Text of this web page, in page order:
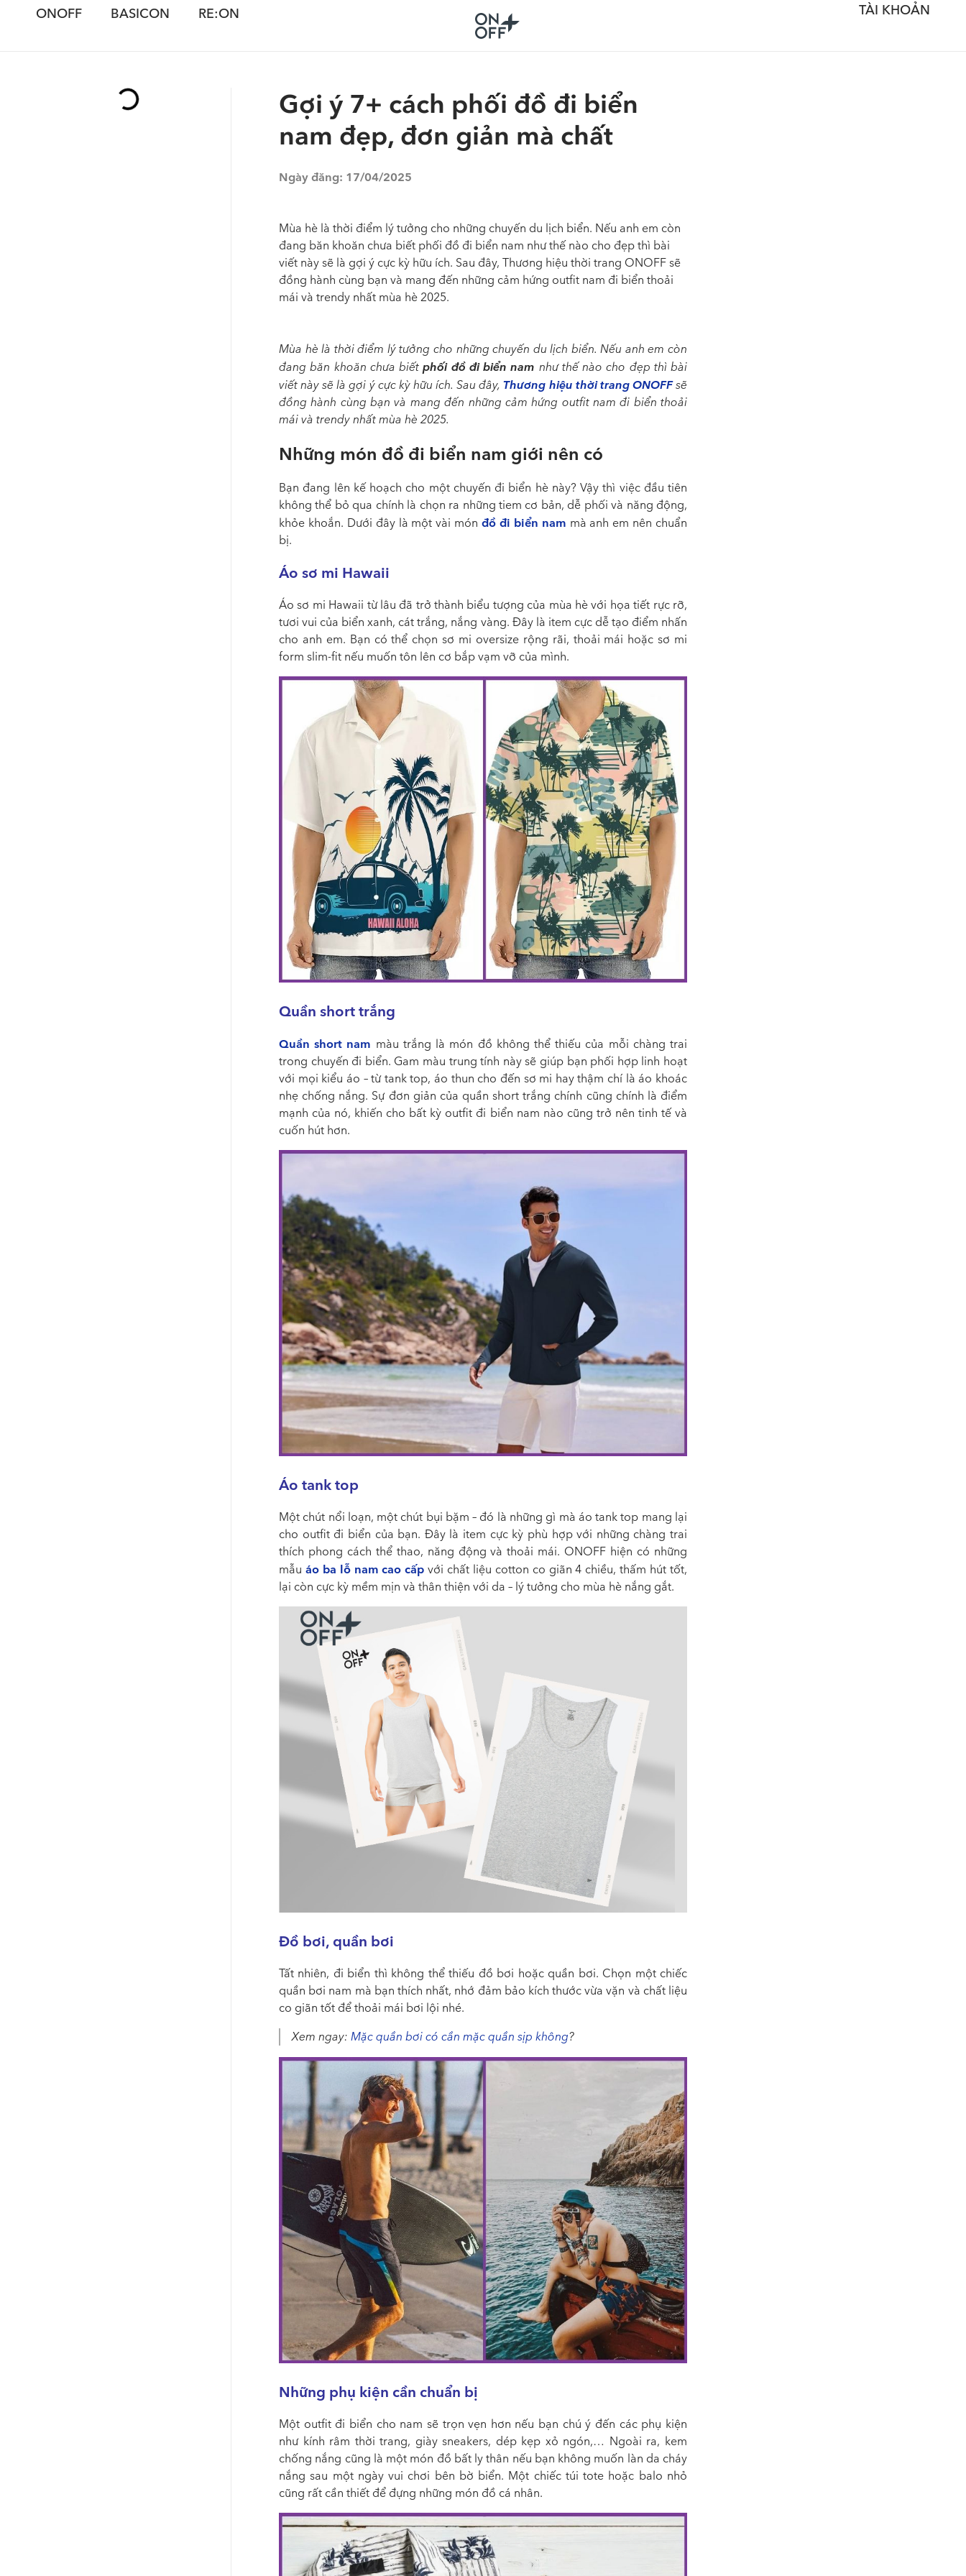
ONOFF BASICON RE:ON TÀI KHOẢN
Gợi ý 7+ cách phối đồ đi biển
nam đẹp, đơn giản mà chất
Ngày đăng: 17/04/2025
Mùa hè là thời điểm lý tưởng cho những chuyến du lịch biển. Nếu anh em còn
đang băn khoăn chưa biết phối đồ đi biển nam như thế nào cho đẹp thì bài
viết này sẽ là gợi ý cực kỳ hữu ích. Sau đây, Thương hiệu thời trang ONOFF sẽ
đồng hành cùng bạn và mang đến những cảm hứng outfit nam đi biển thoải
mái và trendy nhất mùa hè 2025.
Mùa hè là thời điểm lý tưởng cho những chuyến du lịch biển. Nếu anh em còn
đang băn khoăn chưa biếtphối đồ đi biển nam như thế nào cho đẹp thì bài
viết này sẽ là gợi ý cực kỳ hữu ích. Sau đây,Thương hiệu thời trang ONOFFsẽ
đồng hành cùng bạn và mang đến những cảm hứng outfit nam đi biển thoải
mái và trendy nhất mùa hè 2025.
Những món đồ đi biển nam giới nên có
Bạn đang lên kế hoạch cho một chuyến đi biển hè này? Vậy thì việc đầu tiên
không thể bỏ qua chính là chọn ra những tiem cơ bản, dễ phối và năng động,
khỏe khoắn. Dưới đây là một vài món đồ đi biển nam mà anh em nên chuẩn
bị.
Áo sơ mi Hawaii
Áo sơ mi Hawaii từ lâu đã trở thành biểu tượng của mùa hè với họa tiết rực rỡ,
tươi vui của biển xanh, cát trắng, nắng vàng. Đây là item cực dễ tạo điểm nhấn
cho anh em. Bạn có thể chọn sơ mi oversize rộng rãi, thoải mái hoặc sơ mi
form slim-fit nếu muốn tôn lên cơ bắp vạm vỡ của mình.
Quần short trắng
Quần short nam màu trắng là món đồ không thể thiếu của mỗi chàng trai
trong chuyến đi biển. Gam màu trung tính này sẽ giúp bạn phối hợp linh hoạt
với mọi kiểu áo – từ tank top, áo thun cho đến sơ mi hay thậm chí là áo khoác
nhẹ chống nắng. Sự đơn giản của quần short trắng chính cũng chính là điểm
mạnh của nó, khiến cho bất kỳ outfit đi biển nam nào cũng trở nên tinh tế và
cuốn hút hơn.
Áo tank top
Một chút nổi loạn, một chút bụi bặm – đó là những gì mà áo tank top mang lại
cho outfit đi biển của bạn. Đây là item cực kỳ phù hợp với những chàng trai
thích phong cách thể thao, năng động và thoải mái. ONOFF hiện có những
mẫu áo ba lỗ nam cao cấp với chất liệu cotton co giãn 4 chiều, thấm hút tốt,
lại còn cực kỳ mềm mịn và thân thiện với da – lý tưởng cho mùa hè nắng gắt.
Đồ bơi, quần bơi
Tất nhiên, đi biển thì không thể thiếu đồ bơi hoặc quần bơi. Chọn một chiếc
quần bơi nam mà bạn thích nhất, nhớ đảm bảo kích thước vừa vặn và chất liệu
co giãn tốt để thoải mái bơi lội nhé.
Xem ngay: Mặc quần bơi có cần mặc quần sịp không?
Những phụ kiện cần chuẩn bị
Một outfit đi biển cho nam sẽ trọn vẹn hơn nếu bạn chú ý đến các phụ kiện
như kính râm thời trang, giày sneakers, dép kẹp xỏ ngón,… Ngoài ra, kem
chống nắng cũng là một món đồ bất ly thân nếu bạn không muốn làn da cháy
nắng sau một ngày vui chơi bên bờ biển. Một chiếc túi tote hoặc balo nhỏ
cũng rất cần thiết để đựng những món đồ cá nhân.